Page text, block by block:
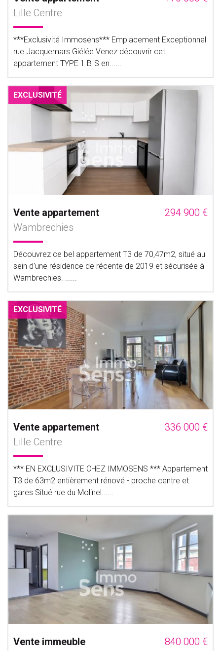
Lille Centre
***Exclusivité Immosens*** Emplacement Exceptionnel
rue Jacquemars Giélée Venez découvrir cet
appartement TYPE 1 BIS en......
EXCLUSIVITÉ
Vente appartement
294 900 €
Wambrechies
Découvrez ce bel appartement T3 de 70,47m2, situé au
sein d'une résidence de récente de 2019 et sécurisée à
Wambrechies. ......
EXCLUSIVITÉ
Vente appartement
336 000 €
Lille Centre
*** EN EXCLUSIVITE CHEZ IMMOSENS *** Appartement
T3 de 63m2 entièrement rénové - proche centre et
gares Situé rue du Molinel......
Vente immeuble
840 000 €